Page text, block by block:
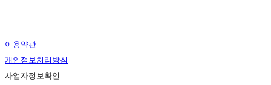
이용약관
개인정보처리방침
사업자정보확인